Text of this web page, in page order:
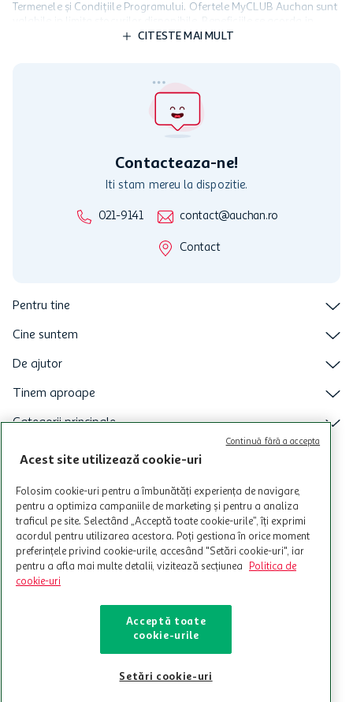
Termenele și Condițiile Programului. Ofertele MyCLUB Auchan sunt
valabile in limita stocurilor disponibile. Beneficiile se acorda in
limita a 12 unitati / card client o singura data in perioada promotiei.
activitati in afara celor mentionate in Termene si Conditii. Auchan
nu raspunde pentru imposibilitatea utilizarii Cardului in perioada in
care aceste este suspendat sau in perioada in care sunt efectuate
intretineri sau reparatii tehnice la sistemul de utilizarea al Cardului.
CITESTE MAI MULT
Contacteaza-ne!
Iti stam mereu la dispozitie.
021-9141 contact@auchan.ro
Contact
Pentru tine
Cine suntem
De ajutor
Tinem aproape
Categorii principale
Intra acum in aplicatia Auchan
Acest site utilizează cookie-uri
Folosim cookie-uri pentru a îmbunătăți experiența de navigare,
pentru a optimiza campaniile de marketing și pentru a analiza
traficul pe site. Selectând „Acceptă toate cookie-urile”, îți exprimi
acordul pentru utilizarea acestora. Poți gestiona în orice moment
preferințele privind cookie-urile, accesând "Setări cookie-uri", iar
pentru a afla mai multe detalii, vizitează secțiunea
Politica de
cookie-uri
Acceptă toate
cookie-urile
Setări cookie-uri
Continuă fără a accepta